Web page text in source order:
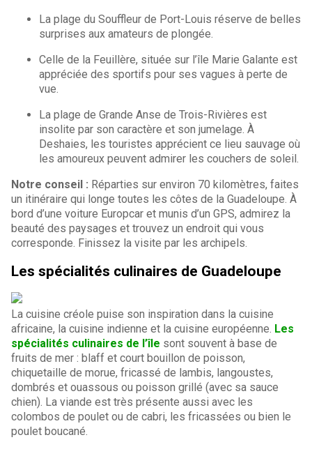
La plage du Souffleur de Port-Louis réserve de belles
surprises aux amateurs de plongée.
Celle de la Feuillère, située sur l’île Marie Galante est
appréciée des sportifs pour ses vagues à perte de
vue.
La plage de Grande Anse de Trois-Rivières est
insolite par son caractère et son jumelage. À
Deshaies, les touristes apprécient ce lieu sauvage où
les amoureux peuvent admirer les couchers de soleil.
Notre conseil : Réparties sur environ 70 kilomètres, faites
un itinéraire qui longe toutes les côtes de la Guadeloupe. À
bord d’une voiture Europcar et munis d’un GPS, admirez la
beauté des paysages et trouvez un endroit qui vous
corresponde. Finissez la visite par les archipels.
Les spécialités culinaires de Guadeloupe
La cuisine créole puise son inspiration dans la cuisine
africaine, la cuisine indienne et la cuisine européenne. Les
spécialités culinaires de l’île sont souvent à base de
fruits de mer : blaff et court bouillon de poisson,
chiquetaille de morue, fricassé de lambis, langoustes,
dombrés et ouassous ou poisson grillé (avec sa sauce
chien). La viande est très présente aussi avec les
colombos de poulet ou de cabri, les fricassées ou bien le
poulet boucané.